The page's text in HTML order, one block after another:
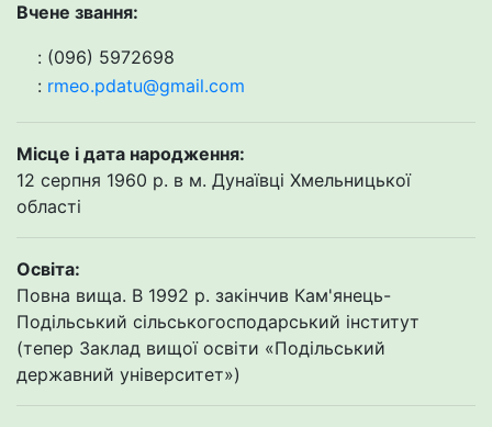
Вчене звання:
: (096) 5972698
: rmeo.pdatu@gmail.com
Місце і дата народження:
12 серпня 1960 р. в м. Дунаївці Хмельницької
області
Освіта:
Повна вища. В 1992 р. закінчив Кам'янець-
Подільський сільськогосподарський інститут
(тепер Заклад вищої освіти «Подільський
державний університет»)